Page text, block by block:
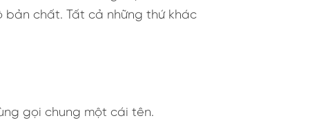
chất. Tất cả những thứ khác
gọi chung một cái tên.